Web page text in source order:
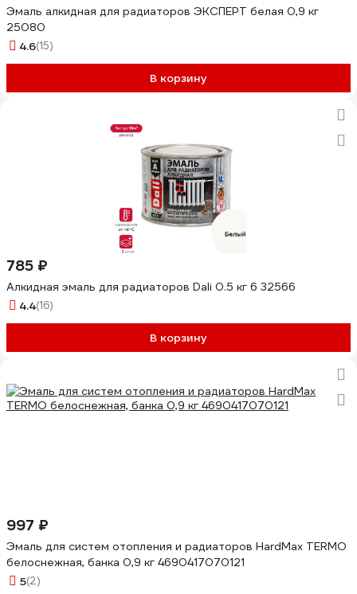
Эмаль алкидная для радиаторов ЭКСПЕРТ белая 0,9 кг
25080
4.6(15)
В корзину
785 ₽
Алкидная эмаль для радиаторов Dali 0.5 кг 6 32566
4.4(16)
В корзину
997 ₽
Эмаль для систем отопления и радиаторов HardMax TERMO
белоснежная, банка 0,9 кг 4690417070121
5(2)